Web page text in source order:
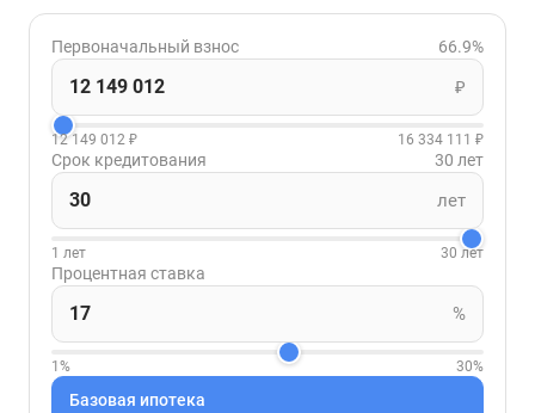
Первоначальный взнос 66.9%
₽
12 149 012 ₽ 16 334 111 ₽
Срок кредитования 30 лет
лет
1 лет 30 лет
Процентная ставка
%
1% 30%
Базовая ипотека